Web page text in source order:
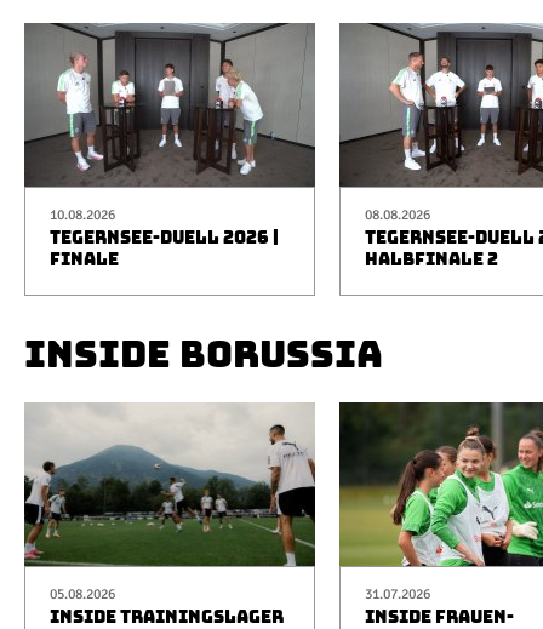
10.08.2026
TEGERNSEE-DUELL 2026 |
FINALE
08.08.2026
TEGERNSEE-DUELL
HALBFINALE 2
INSIDE BORUSSIA
05.08.2026
INSIDE TRAININGSLAGER
31.07.2026
INSIDE FRAUEN-